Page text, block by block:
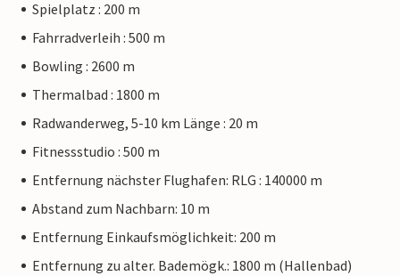
Spielplatz : 200 m
Fahrradverleih : 500 m
Bowling : 2600 m
Thermalbad : 1800 m
Radwanderweg, 5-10 km Länge : 20 m
Fitnessstudio : 500 m
Entfernung nächster Flughafen: RLG : 140000 m
Abstand zum Nachbarn: 10 m
Entfernung Einkaufsmöglichkeit: 200 m
Entfernung zu alter. Bademögk.: 1800 m (Hallenbad)